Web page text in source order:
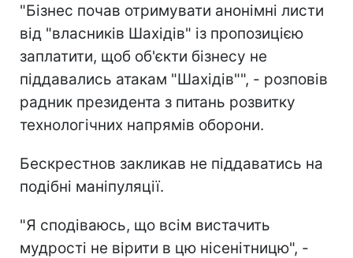
"Бізнес почав отримувати анонімні листи
від "власників Шахідів" із пропозицією
заплатити, щоб об'єкти бізнесу не
піддавались атакам "Шахідів"", - розповів
радник президента з питань розвитку
технологічних напрямів оборони.
Бескрестнов закликав не піддаватись на
подібні маніпуляції.
"Я сподіваюсь, що всім вистачить
мудрості не вірити в цю нісенітницю", -